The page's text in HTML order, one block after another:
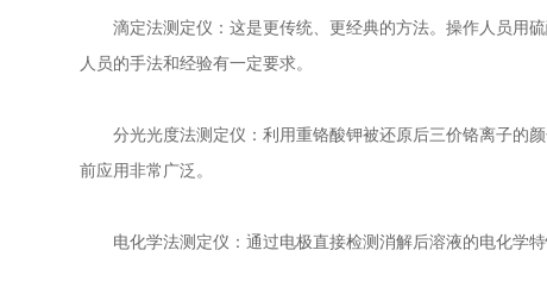
滴定法测定仪：这是更传统、更经典的方法。操作人员用硫
人员的手法和经验有一定要求。
分光光度法测定仪：利用重铬酸钾被还原后三价铬离子的颜
前应用非常广泛。
电化学法测定仪：通过电极直接检测消解后溶液的电化学特